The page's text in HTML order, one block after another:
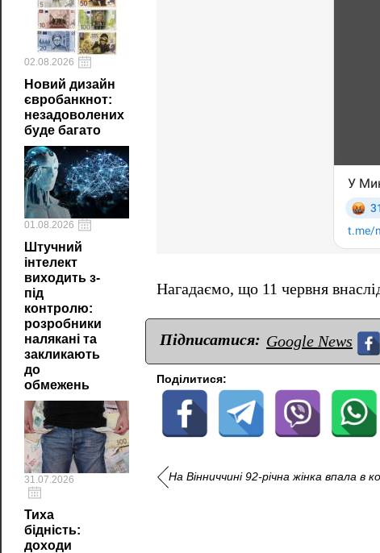
02.08.2026
Новий дизайн
євробанкнот:
незадоволених
буде багато
01.08.2026
Штучний
інтелект
виходить з-
під
контролю:
розробники
налякані та
закликають
до
обмежень
31.07.2026
Тиха
бідність:
доходи
Нагадаємо, що 11 червня
Підписатися: Google News
Поділитися:
На Вінниччині 92-річна жінка впала